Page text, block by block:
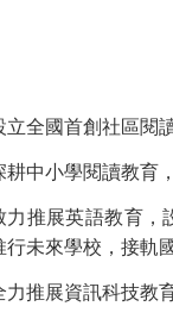
立全國首創社區閱
耕中小學閱讀教育
力推展英語教育，
行未來學校，接軌
力推展資訊科技教